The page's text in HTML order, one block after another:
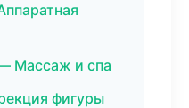
Массаж и спа
фигуры